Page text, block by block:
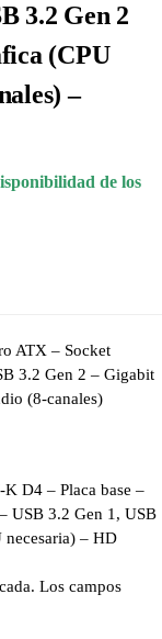
3.2 Gen 2
(CPU
–
de los
ATX – Socket
3.2 Gen 2 – Gigabit
(8-canales)
D4 – Placa base –
USB 3.2 Gen 1, USB
– HD
Los campos